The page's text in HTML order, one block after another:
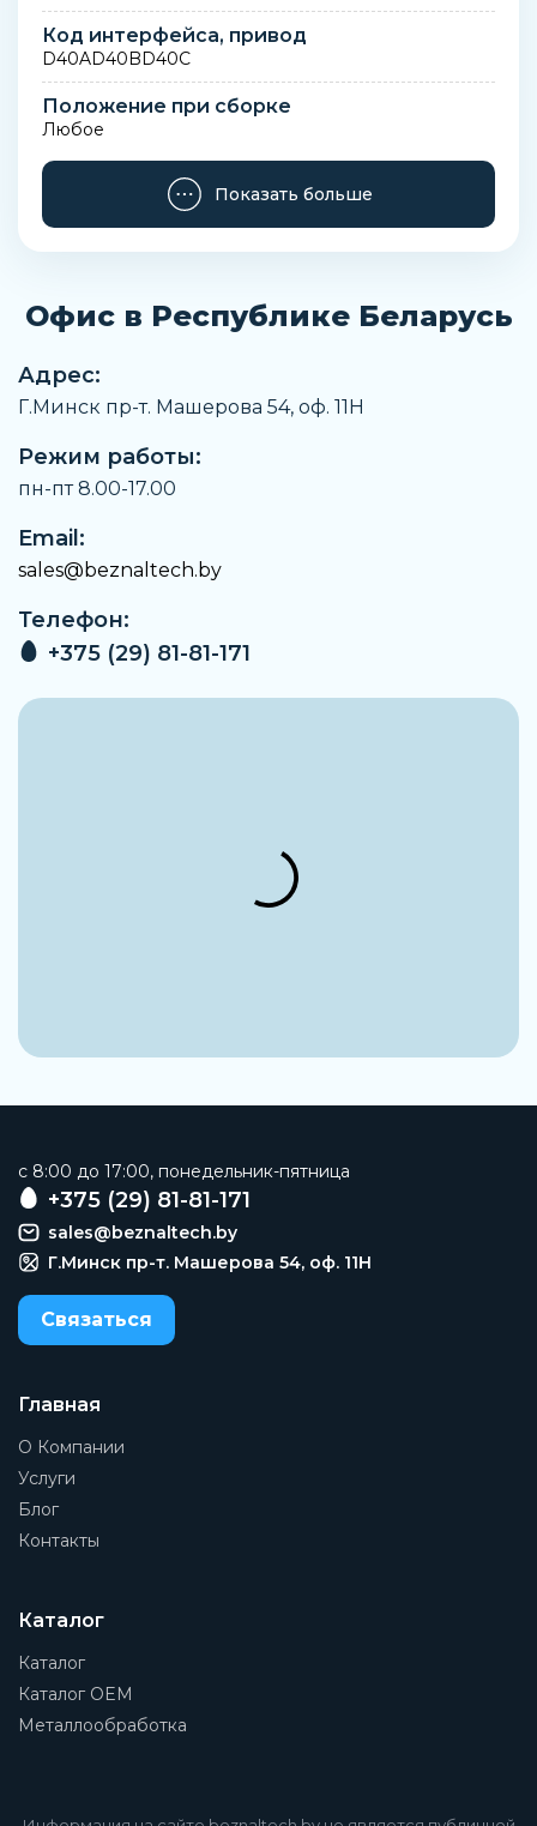
Код интерфейса, привод
D40AD40BD40C
Положение при сборке
Любое
Вес
Замечания по материалу
Температура окружающей среды
Относительная влажность воздуха
От 0% до 95%
Температура хранения
От -25 °C до +60 °C
Артикул
Festo
Наименование
Осевой набор
Показать больше
Офис в Республике Беларусь
Адрес:
Г.Минск пр-т. Машерова 54, оф. 11H
Режим работы:
пн-пт 8.00-17.00
Email:
sales@beznaltech.by
Телефон:
+375 (29) 81-81-171
c 8:00 до 17:00, понедельник-пятница
+375 (29) 81-81-171
sales@beznaltech.by
Г.Минск пр-т. Машерова 54, оф. 11H
Связаться
Главная
О Компании
Услуги
Блог
Контакты
Каталог
Каталог
Каталог OEM
Металлообработка